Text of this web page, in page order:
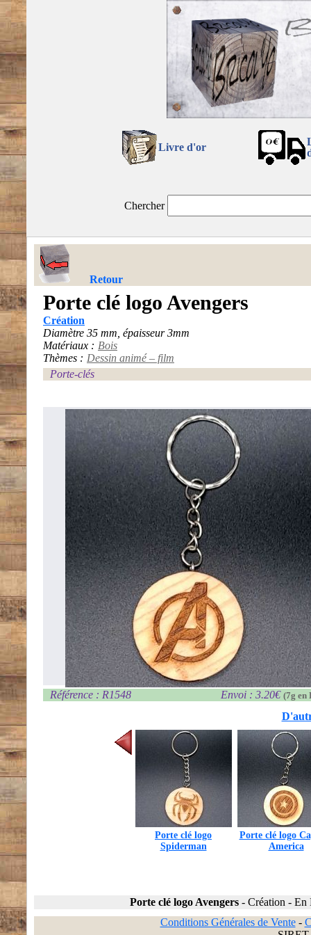
Livre d'or
Chercher
Retour
Porte clé logo Avengers
Création
Diamètre 35 mm, épaisseur 3mm
Matériaux : Bois
Thèmes : Dessin animé – film
Porte-clés
Référence : R1548 Envoi : 3.20€ (7g en
Porte clé logo
Spiderman
Porte clé logo
America
Porte clé logo Avengers - Création - En
Conditions Générales de Vente-